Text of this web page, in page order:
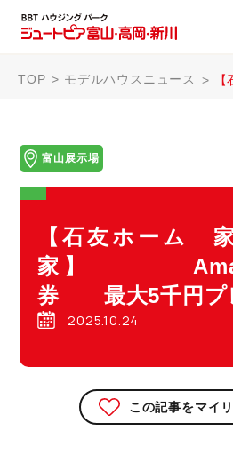
TOP モデルハウスニュース 【
富山展示場
【石友ホーム
家】
券 最大5千円プ
2025.10.24
この記事をマイ